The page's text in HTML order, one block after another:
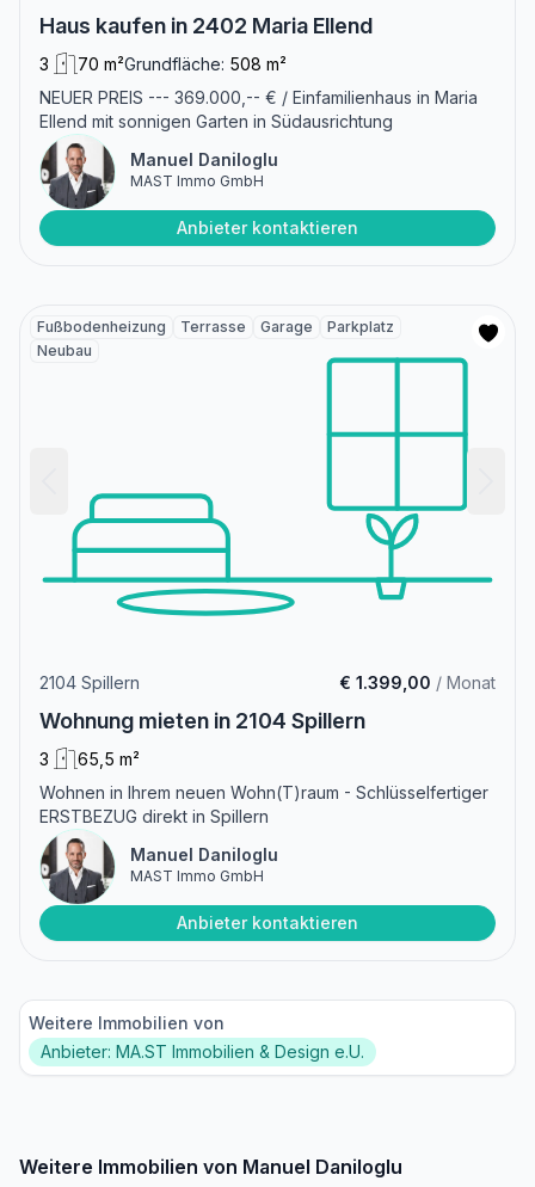
Haus kaufen in 2402 Maria Ellend
3 70 m²Grundfläche: 508 m²
NEUER PREIS --- 369.000,-- € / Einfamilienhaus in Maria
Ellend mit sonnigen Garten in Südausrichtung
Manuel Daniloglu
MAST Immo GmbH
Anbieter kontaktieren
Fußbodenheizung Terrasse Garage
Parkplatz
Neubau
2104 Spillern € 1.399,00 / Monat
Wohnung mieten in 2104 Spillern
3
65,5 m²
Wohnen in Ihrem neuen Wohn(T)raum - Schlüsselfertiger
ERSTBEZUG direkt in Spillern
Manuel Daniloglu
MAST Immo GmbH
Anbieter kontaktieren
Weitere Immobilien von
Anbieter: MA.ST Immobilien & Design e.U.
Weitere Immobilien von Manuel Daniloglu